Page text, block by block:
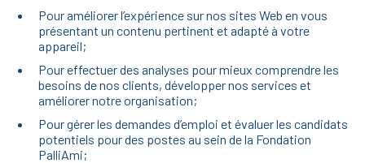
Pour améliorer l’expérience sur nos sites Web en vous
présentant un contenu pertinent et adapté à votre
appareil;
Pour effectuer des analyses pour mieux comprendre les
besoins de nos clients, développer nos services et
améliorer notre organisation;
Pour gérer les demandes d’emploi et évaluer les candidats
potentiels pour des postes au sein de la Fondation
PalliAmi;